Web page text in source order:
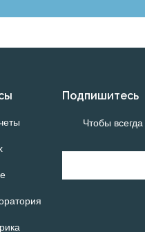
Подпишитесь
Чтобы